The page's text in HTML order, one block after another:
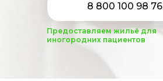
8 800 100 98 76
Предоставляем жильё для
иногородних пациентов